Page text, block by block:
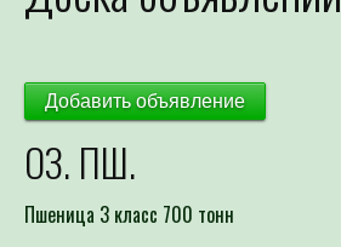
Добавить объявление
ОЗ. ПШ.
Пшеница 3 класс 700 тонн